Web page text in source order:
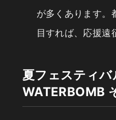
が多くあります。
目すれば、応援遠
夏フェスティ
WATERBOMB